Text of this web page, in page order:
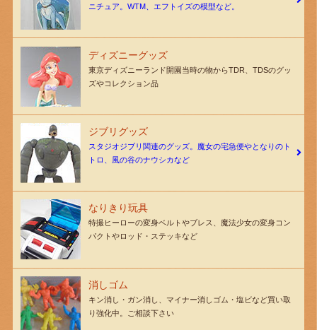
ニチュア。WTM、エフトイズの模型など。
ディズニーグッズ
東京ディズニーランド開園当時の物からTDR、TDSのグッ
ズやコレクション品
ジブリグッズ
スタジオジブリ関連のグッズ。魔女の宅急便やとなりのト
トロ、風の谷のナウシカなど
なりきり玩具
特撮ヒーローの変身ベルトやブレス、魔法少女の変身コン
パクトやロッド・ステッキなど
消しゴム
キン消し・ガン消し、マイナー消しゴム・塩ビなど買い取
り強化中。ご相談下さい